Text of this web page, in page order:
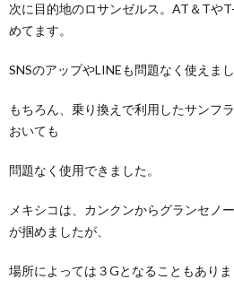
次に目的地のロサンゼルス。AT＆Tや
めてます。
SNSのアップやLINEも問題なく使えまし
もちろん、乗り換えで利用したサンフ
おいても
問題なく使用できました。
メキシコは、カンクンからグランセノ
が掴めましたが、
場所によっては３Gとなることもありま